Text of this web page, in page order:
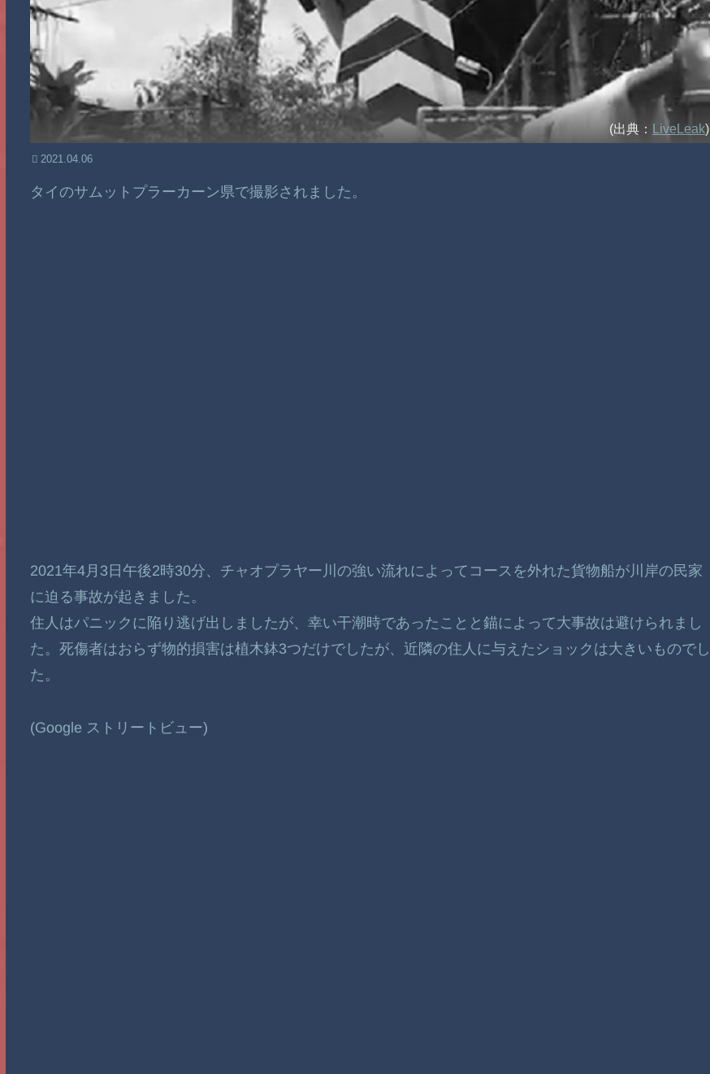
(出典： LiveLeak)
2021.04.06
タイのサムットプラーカーン県で撮影されました。
2021年4月3日午後2時30分、チャオプラヤー川の強い流れによってコースを外れた貨物船が川岸の民家
に迫る事故が起きました。
住人はパニックに陥り逃げ出しましたが、幸い干潮時であったことと錨によって大事故は避けられまし
た。死傷者はおらず物的損害は植木鉢3つだけでしたが、近隣の住人に与えたショックは大きいものでし
た。
(Google ストリートビュー)